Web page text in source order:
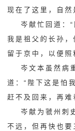
现在了这里，自然
岑献忙回道：“
我是祖父的长孙，
留于京中，以便照
岑文本虽然病
道：“陛下这是怕
赶不及回来，再
岑献为虢州刺史
不远，但再快也